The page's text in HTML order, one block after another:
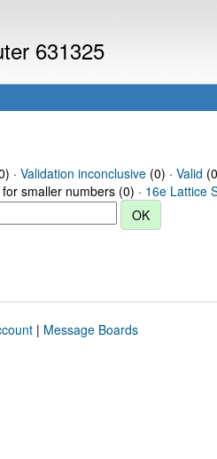
631325
· Validation inconclusive(0) · Valid
smaller numbers (0) · 16e Lattice
| Message Boards